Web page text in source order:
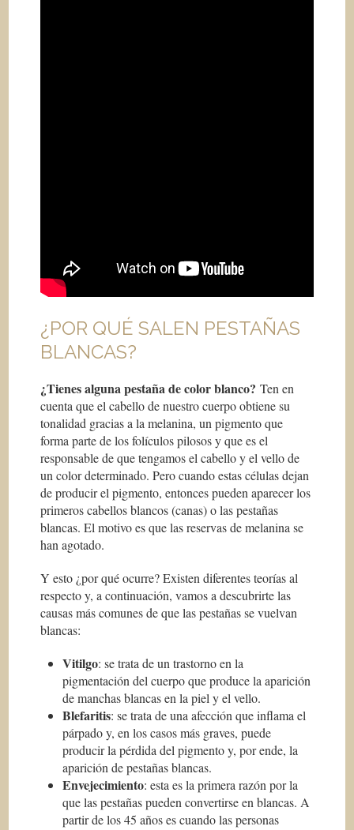
¿POR QUÉ SALEN PESTAÑAS
BLANCAS?
¿Tienes alguna pestaña de color blanco? Ten en
cuenta que el cabello de nuestro cuerpo obtiene su
tonalidad gracias a la melanina, un pigmento que
forma parte de los folículos pilosos y que es el
responsable de que tengamos el cabello y el vello de
un color determinado. Pero cuando estas células dejan
de producir el pigmento, entonces pueden aparecer los
primeros cabellos blancos (canas) o las pestañas
blancas. El motivo es que las reservas de melanina se
han agotado.
Y esto ¿por qué ocurre? Existen diferentes teorías al
respecto y, a continuación, vamos a descubrirte las
causas más comunes de que las pestañas se vuelvan
blancas:
Vitilgo: se trata de un trastorno en la
pigmentación del cuerpo que produce la aparición
de manchas blancas en la piel y el vello.
Blefaritis: se trata de una afección que inflama el
párpado y, en los casos más graves, puede
producir la pérdida del pigmento y, por ende, la
aparición de pestañas blancas.
Envejecimiento: esta es la primera razón por la
que las pestañas pueden convertirse en blancas. A
partir de los 45 años es cuando las personas